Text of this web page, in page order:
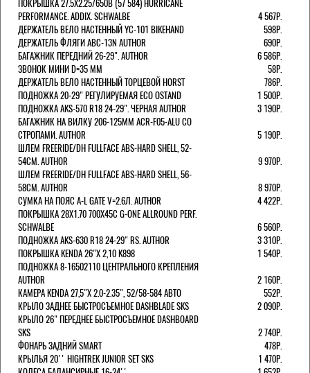
ПОКРЫШКА 27.5X2.25/650B (57 584) HURRICANE
PERFORMANCE. ADDIX. SCHWALBE
4 567Р.
ДЕРЖАТЕЛЬ ВЕЛО НАСТЕННЫЙ YC-101 BIKEHAND
598Р.
ДЕРЖАТЕЛЬ ФЛЯГИ ABC-13N AUTHOR
690Р.
БАГАЖНИК ПЕРЕДНИЙ 26-29". AUTHOR
6 586Р.
ЗВОНОК МИНИ D=35 ММ
58Р.
ДЕРЖАТЕЛЬ ВЕЛО НАСТЕННЫЙ ТОРЦЕВОЙ HORST
786Р.
ПОДНОЖКА 20-29" РЕГУЛИРУЕМАЯ ECO OSTAND
1 500Р.
ПОДНОЖКА AKS-570 R18 24-29". ЧЕРНАЯ AUTHOR
3 190Р.
БАГАЖНИК НА ВИЛКУ 206-125ММ ACR-F05-ALU СО
СТРОПАМИ. AUTHOR
5 190Р.
ШЛЕМ FREERIDE/DH FULLFACE ABS-HARD SHELL, 52-
54СМ. AUTHOR
9 970Р.
ШЛЕМ FREERIDE/DH FULLFACE ABS-HARD SHELL, 56-
58СМ. AUTHOR
8 970Р.
СУМКА НА ПОЯС A-L GATE V=2.6Л. AUTHOR
4 422Р.
ПОКРЫШКА 28X1.70 700X45C G-ONE ALLROUND PERF.
SCHWALBE
6 560Р.
ПОДНОЖКА AKS-630 R18 24-29" RS. AUTHOR
3 310Р.
ПОКРЫШКА KENDA 26"Х 2,10 K898
1 540Р.
ПОДНОЖКА 8-16502110 ЦЕНТРАЛЬНОГО КРЕПЛЕНИЯ
AUTHOR
2 160Р.
КАМЕРА KENDA 27,5"Х 2.0-2.35", 52/58-584 АВТО
552Р.
КРЫЛО ЗАДНЕЕ БЫСТРОСЪЕМНОЕ DASHBLADE SKS
2 090Р.
КРЫЛО 26" ПЕРЕДНЕЕ БЫСТРОСЪЕМНОЕ DASHBOARD
SKS
2 740Р.
ФОНАРЬ ЗАДНИЙ SMART
478Р.
КРЫЛЬЯ 20'' HIGHTREK JUNIOR SET SKS
1 470Р.